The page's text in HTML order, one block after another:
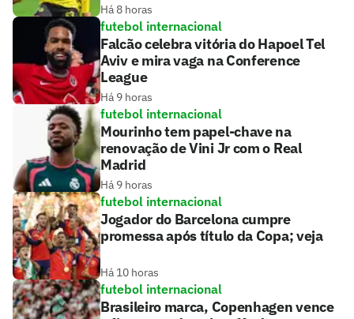
Há 8 horas
futebol internacional
Falcão celebra vitória do Hapoel Tel
Aviv e mira vaga na Conference
League
Há 9 horas
futebol internacional
Mourinho tem papel-chave na
renovação de Vini Jr com o Real
Madrid
Há 9 horas
futebol internacional
Jogador do Barcelona cumpre
promessa após título da Copa; veja
Há 10 horas
futebol internacional
Brasileiro marca, Copenhagen vence